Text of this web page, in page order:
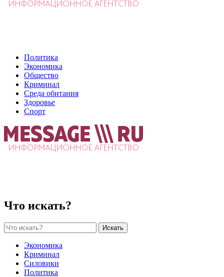
Политика
Экономика
Общество
Криминал
Среда обитания
Здоровье
Спорт
Что искать?
Искать
Экономика
Криминал
Силовики
Политика